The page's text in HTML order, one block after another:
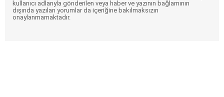
kullanıcı adlarıyla gönderilen veya haber ve yazının bağlamının
dışında yazılan yorumlar da içeriğine bakılmaksızın
onaylanmamaktadır.